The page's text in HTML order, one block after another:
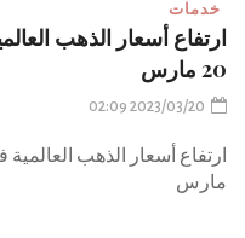
خدمات
ارتفاع أسعار الذهب
20 مارس
2023/03/20 02:09
مارس